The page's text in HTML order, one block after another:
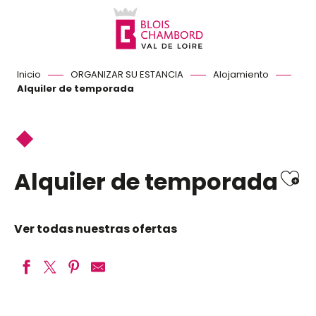
Inicio ORGANIZAR SU ESTANCIA
Alojamiento
Alquiler de temporada
Alquiler de temporada
Ver todas nuestras ofertas